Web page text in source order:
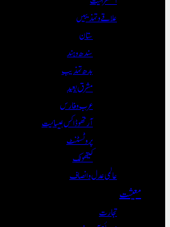
علاقے و تہذیبیں
ستان
سندھ و ہند
بدھ تہذیب
مشرق بعید
عرب و فارس
آرتھوڈاکس عیسائیت
پروٹسٹنٹ
کیتھولک
عالمی عدل و انصاف
معیشت
تجارت